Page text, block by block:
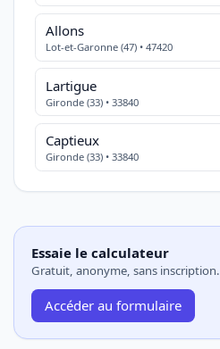
Allons
Lot-et-Garonne (47) • 47420
Lartigue
Gironde (33) • 33840
Captieux
Gironde (33) • 33840
Essaie le calculateur
Gratuit, anonyme, sans inscription.
Accéder au formulaire